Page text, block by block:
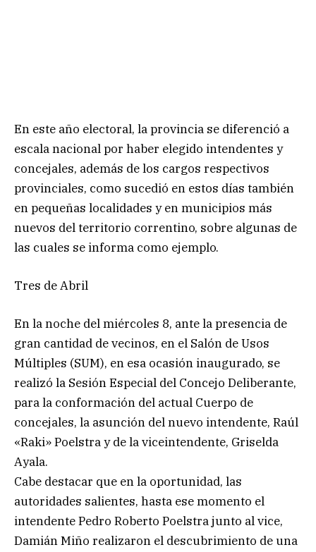
En este año electoral, la provincia se diferenció a
escala nacional por haber elegido intendentes y
concejales, además de los cargos respectivos
provinciales, como sucedió en estos días también
en pequeñas localidades y en municipios más
nuevos del territorio correntino, sobre algunas de
las cuales se informa como ejemplo.
Tres de Abril
En la noche del miércoles 8, ante la presencia de
gran cantidad de vecinos, en el Salón de Usos
Múltiples (SUM), en esa ocasión inaugurado, se
realizó la Sesión Especial del Concejo Deliberante,
para la conformación del actual Cuerpo de
concejales, la asunción del nuevo intendente, Raúl
«Raki» Poelstra y de la viceintendente, Griselda
Ayala.
Cabe destacar que en la oportunidad, las
autoridades salientes, hasta ese momento el
intendente Pedro Roberto Poelstra junto al vice,
Damián Miño realizaron el descubrimiento de una